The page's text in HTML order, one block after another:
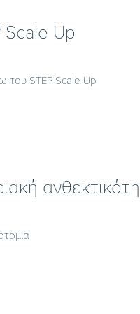
Scale Up
του STEP Scale Up